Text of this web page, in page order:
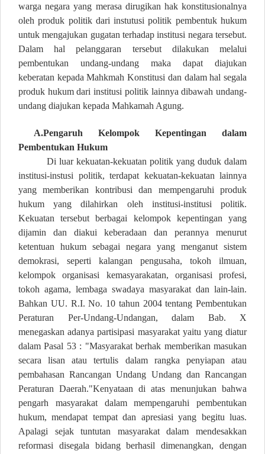
warga negara yang merasa dirugikan hak konstitusionalnya
oleh produk politik dari instutusi politik pembentuk hukum
untuk mengajukan gugatan terhadap institusi negara tersebut.
Dalam hal pelanggaran tersebut dilakukan melalui
pembentukan undang-undang maka dapat diajukan
keberatan kepada Mahkmah Konstitusi dan dalam hal segala
produk hukum dari institusi politik lainnya dibawah undang-
undang diajukan kepada Mahkamah Agung.
A.Pengaruh Kelompok Kepentingan dalam
Pembentukan Hukum
Di luar kekuatan-kekuatan politik yang duduk dalam
institusi-instusi politik, terdapat kekuatan-kekuatan lainnya
yang memberikan kontribusi dan mempengaruhi produk
hukum yang dilahirkan oleh institusi-institusi politik.
Kekuatan tersebut berbagai kelompok kepentingan yang
dijamin dan diakui keberadaan dan perannya menurut
ketentuan hukum sebagai negara yang menganut sistem
demokrasi, seperti kalangan pengusaha, tokoh ilmuan,
kelompok organisasi kemasyarakatan, organisasi profesi,
tokoh agama, lembaga swadaya masyarakat dan lain-lain.
Bahkan UU. R.I. No. 10 tahun 2004 tentang Pembentukan
Peraturan Per-Undang-Undangan, dalam Bab. X
menegaskan adanya partisipasi masyarakat yaitu yang diatur
dalam Pasal 53 : "Masyarakat berhak memberikan masukan
secara lisan atau tertulis dalam rangka penyiapan atau
pembahasan Rancangan Undang Undang dan Rancangan
Peraturan Daerah."Kenyataan di atas menunjukan bahwa
pengarh masyarakat dalam mempengaruhi pembentukan
hukum, mendapat tempat dan apresiasi yang begitu luas.
Apalagi sejak tuntutan masyarakat dalam mendesakkan
reformasi disegala bidang berhasil dimenangkan, dengan